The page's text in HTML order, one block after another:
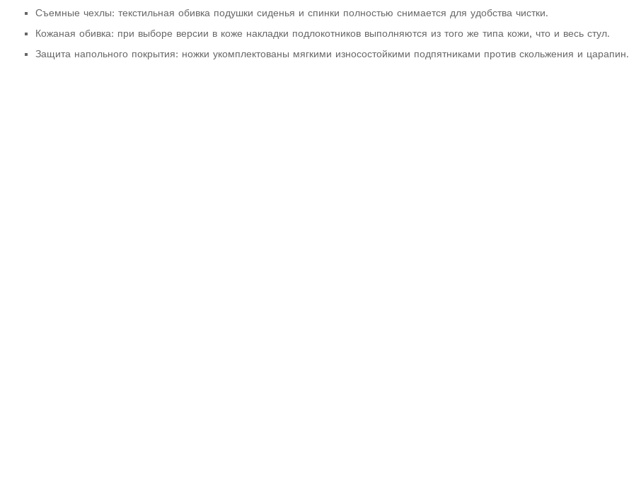
Съемные чехлы: текстильная обивка подушки сиденья и спинки полностью снимается для удобства чистки.
Кожаная обивка: при выборе версии в коже накладки подлокотников выполняются из того же типа кожи, что и весь стул.
Защита напольного покрытия: ножки укомплектованы мягкими износостойкими подпятниками против скольжения и царапин.